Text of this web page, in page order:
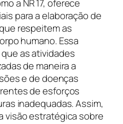
a NR 17, oferece
para a elaboração de
respeitem as
humano. Essa
as atividades
de maneira a
e de doenças
de esforços
inadequadas. Assim,
visão estratégica sobre